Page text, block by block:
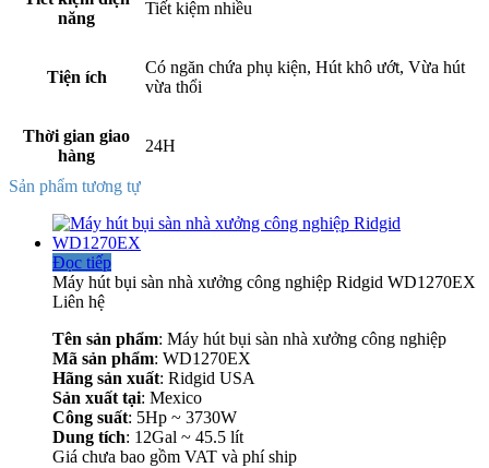
năng
Tiết kiệm nhiều
Tiện ích
Có ngăn chứa phụ kiện, Hút khô ướt, Vừa hút
vừa thổi
Thời gian giao
hàng
24H
Sản phẩm tương tự
Đọc tiếp
Máy hút bụi sàn nhà xưởng công nghiệp Ridgid WD1270EX
Liên hệ
Tên sản phẩm: Máy hút bụi sàn nhà xưởng công nghiệp
Mã sản phẩm: WD1270EX
Hãng sản xuất: Ridgid USA
Sản xuất tại: Mexico
Công suất: 5Hp ~ 3730W
Dung tích: 12Gal ~ 45.5 lít
Giá chưa bao gồm VAT và phí ship